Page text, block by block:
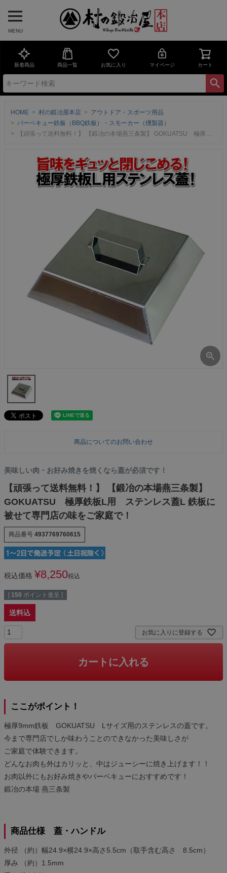
MENU
新着商品 商品一覧 お気に入り マイページ カート
HOME 村の鍛冶屋本店
アウトドア・スポーツ用品
バーベキュー鉄板（BBQ鉄板）・スモーカー（燻製器）
【頑張って送料無料！】 【鍛冶の本場燕三条製】 GOKUATSU 極厚鉄板L用 ステンレス蓋L 鉄板に被せて専門店の味をご家庭で！
商品についてのお問い合わせ
美味しい肉・お好み焼きを焼くなら蓋が必須です！
【頑張って送料無料！】 【鍛冶の本場燕三条製】
GOKUATSU 極厚鉄板L用 ステンレス蓋L 鉄板に
被せて専門店の味をご家庭で！
商品番号 4937769760615
税込価格 ¥8,250税込
[ 150 ポイント進呈 ]
送料込
お気に入りに登録する
カートに入れる
ここがポイント！
極厚9mm鉄板 GOKUATSU Lサイズ用のステンレスの蓋です。
今まで専門店でしか味わうことのできなかった美味しさが
ご家庭で体験できます。
どんなお肉も外はカリッと、中はジューシーに焼き上げます！！
お肉以外にもお好み焼きやバーベキューにおすすめです！
鍛冶の本場 燕三条製
商品仕様 蓋・ハンドル
外径 （約）幅24.9×横24.9×高さ5.5cm（取手含む高さ 8.5cm）
厚み （約）1.5mm